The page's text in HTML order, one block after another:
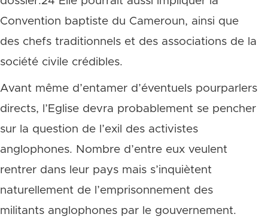
Convention baptiste du Cameroun, ainsi que
des chefs traditionnels et des associations de la
société civile crédibles.
Avant même d’entamer d’éventuels pourparlers
directs, l’Eglise devra probablement se pencher
sur la question de l’exil des activistes
anglophones. Nombre d’entre eux veulent
rentrer dans leur pays mais s’inquiètent
naturellement de l’emprisonnement des
militants anglophones par le gouvernement.